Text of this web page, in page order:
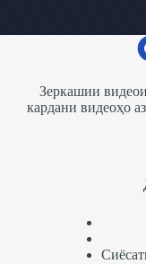
Зеркашии
кардани видеоҳо